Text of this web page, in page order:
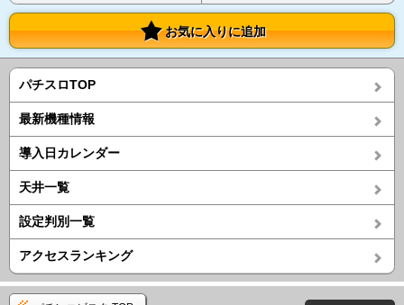
お気に入りに追加
パチスロTOP
最新機種情報
導入日カレンダー
天井一覧
設定判別一覧
アクセスランキング